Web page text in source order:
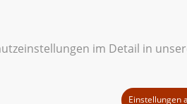
im Detail in
Einstellungen